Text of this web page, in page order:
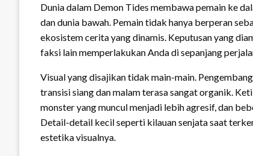
Dunia dalam Demon Tides membawa pemain ke
dan dunia bawah. Pemain tidak hanya berperan
ekosistem cerita yang dinamis. Keputusan yang
faksi lain memperlakukan Anda di sepanjang
Visual yang disajikan tidak main-main.
transisi siang dan malam terasa sangat organik.
monster yang muncul menjadi lebih agresif, dan
Detail-detail kecil seperti kilauan senjata saat
estetika visualnya.